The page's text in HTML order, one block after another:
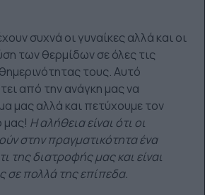
συχνά οι γυναίκες αλλά και οι
των θερμίδων σε όλες τις
τους. Αυτό
από την ανάγκη μας να
μας αλλά και πετύχουμε τον
μας! Η αλήθεια είναι ότι οι
στην πραγματικότητα ένα
της διατροφής μας και είναι
σε πολλά της επίπεδα.